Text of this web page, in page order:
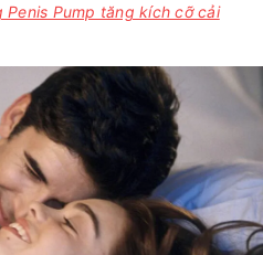
Pump tăng kích cỡ cải